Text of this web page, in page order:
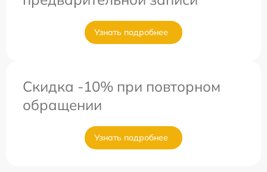
Узнать подробнее
Скидка -10% при повторном
обращении
Узнать подробнее